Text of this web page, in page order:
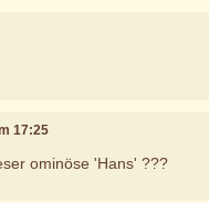
17:25
ominöse 'Hans' ???